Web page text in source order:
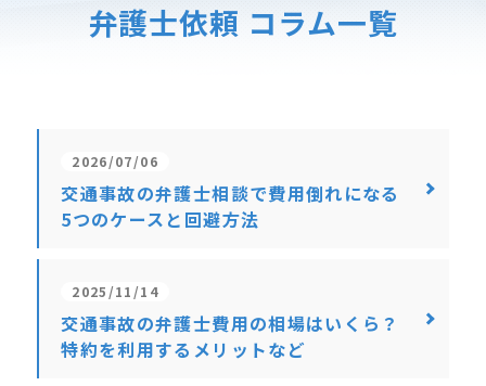
弁護士依頼 コラム一覧
2026/07/06
交通事故の弁護士相談で費用倒れになる
5つのケースと回避方法
2025/11/14
交通事故の弁護士費用の相場はいくら？
特約を利用するメリットなど